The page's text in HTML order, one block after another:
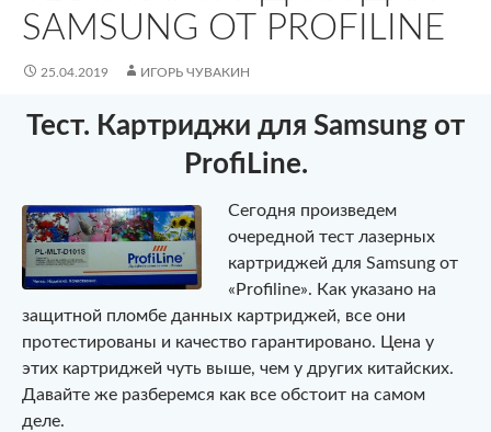
SAMSUNG ОТ PROFILINE
25.04.2019 ИГОРЬ ЧУВАКИН
Тест. Картриджи для Samsung от
ProfiLine.
Сегодня произведем
очередной тест лазерных
картриджей для Samsung от
«Profiline». Как указано на
защитной пломбе данных картриджей, все они
протестированы и качество гарантировано. Цена у
этих картриджей чуть выше, чем у других китайских.
Давайте же разберемся как все обстоит на самом
деле.